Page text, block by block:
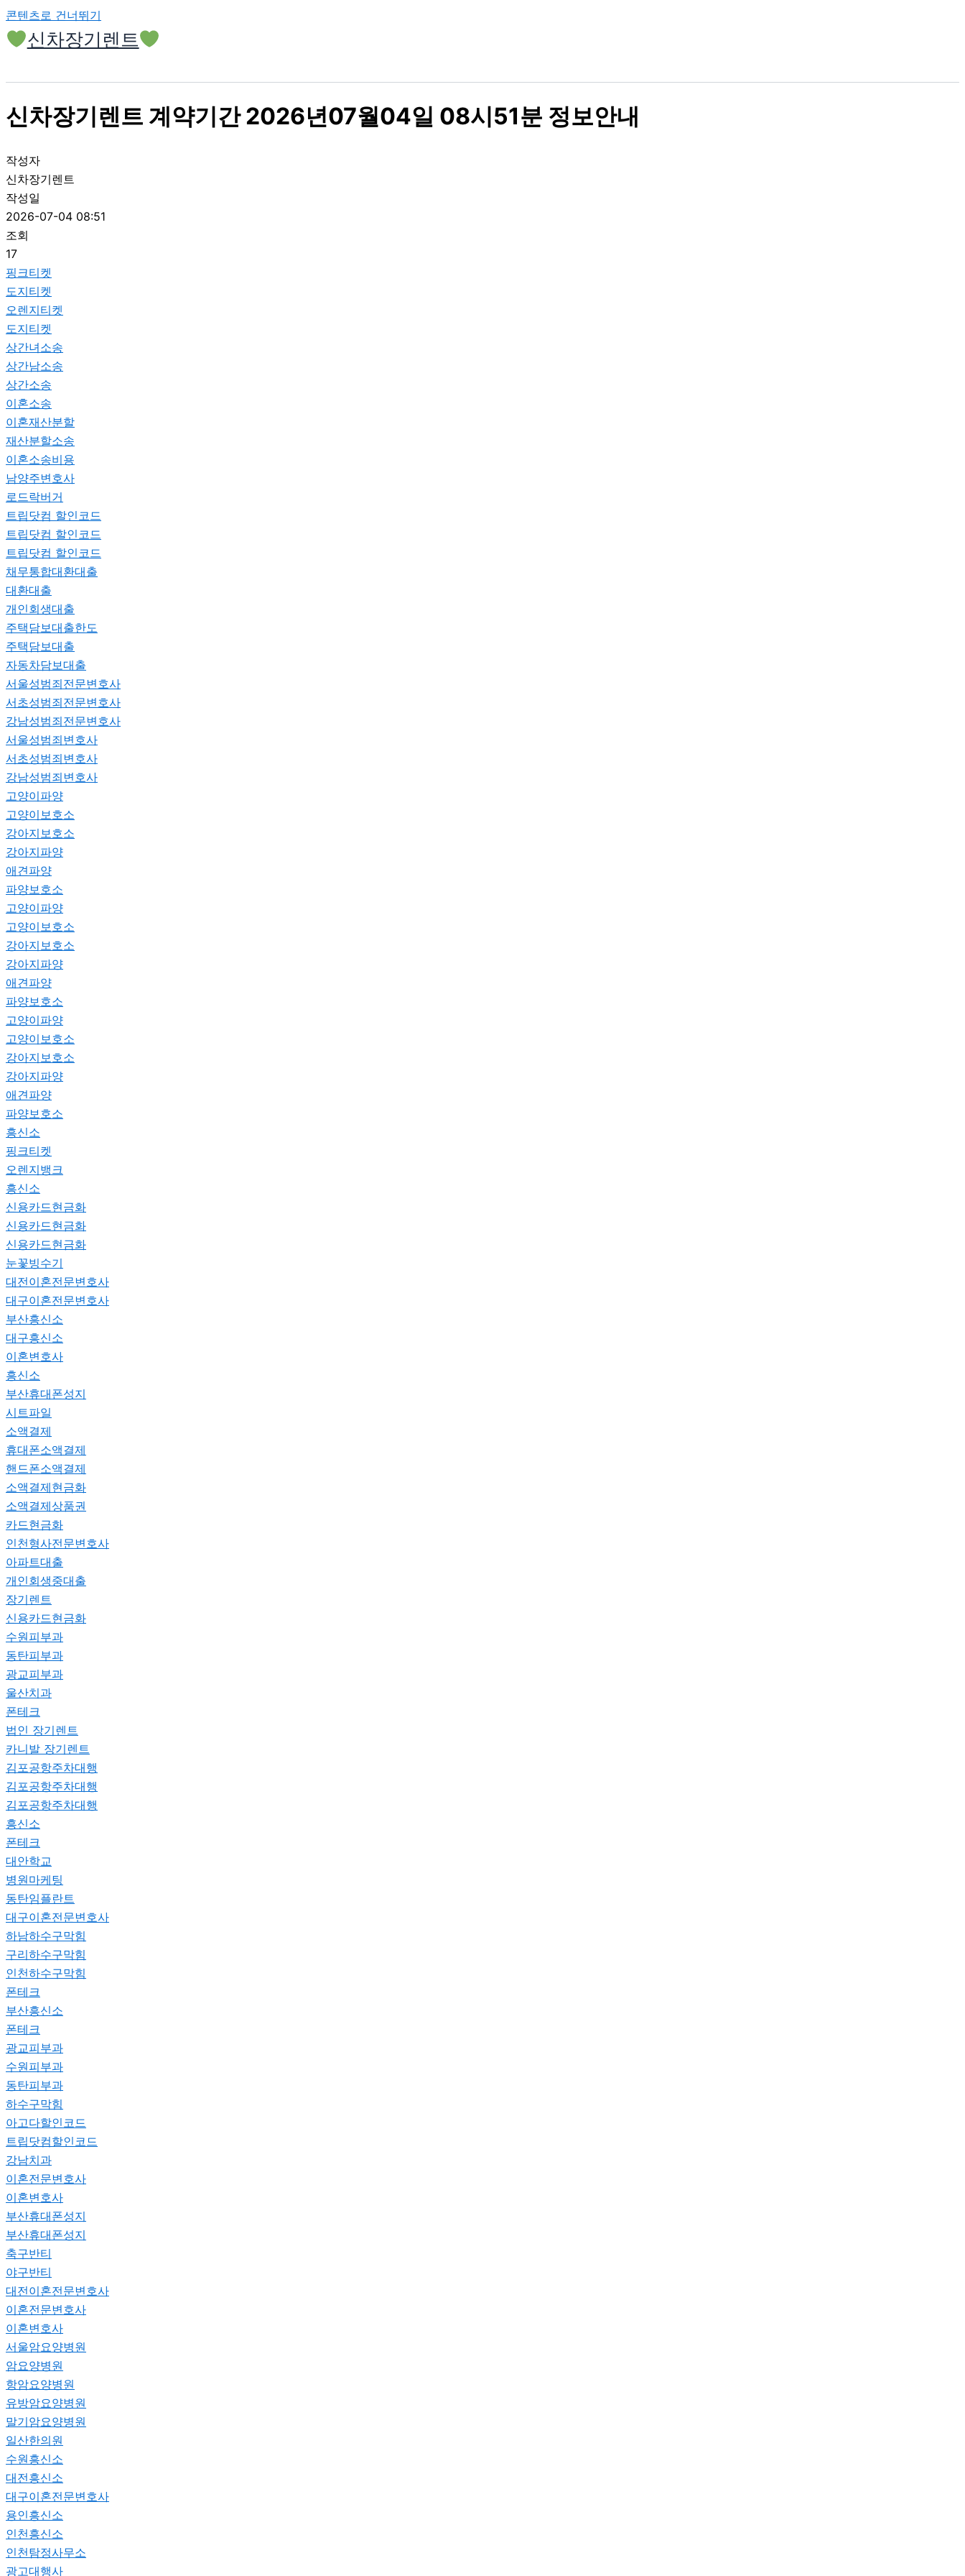
콘텐츠로 건너뛰기
신차장기렌트
신차장기렌트 계약기간 2026년07월04일 08시51분 정보안내
작성자
신차장기렌트
작성일
2026-07-04 08:51
조회
17
핑크티켓
도지티켓
오렌지티켓
도지티켓
상간녀소송
상간남소송
상간소송
이혼소송
이혼재산분할
재산분할소송
이혼소송비용
남양주변호사
로드락버거
트립닷컴 할인코드
트립닷컴 할인코드
트립닷컴 할인코드
채무통합대환대출
대환대출
개인회생대출
주택담보대출한도
주택담보대출
자동차담보대출
서울성범죄전문변호사
서초성범죄전문변호사
강남성범죄전문변호사
서울성범죄변호사
서초성범죄변호사
강남성범죄변호사
고양이파양
고양이보호소
강아지보호소
강아지파양
애견파양
파양보호소
고양이파양
고양이보호소
강아지보호소
강아지파양
애견파양
파양보호소
고양이파양
고양이보호소
강아지보호소
강아지파양
애견파양
파양보호소
흥신소
핑크티켓
오렌지뱅크
흥신소
신용카드현금화
신용카드현금화
신용카드현금화
눈꽃빙수기
대전이혼전문변호사
대구이혼전문변호사
부산흥신소
대구흥신소
이혼변호사
흥신소
부산휴대폰성지
시트파일
소액결제
휴대폰소액결제
핸드폰소액결제
소액결제현금화
소액결제상품권
카드현금화
인천형사전문변호사
아파트대출
개인회생중대출
장기렌트
신용카드현금화
수원피부과
동탄피부과
광교피부과
울산치과
폰테크
법인 장기렌트
카니발 장기렌트
김포공항주차대행
김포공항주차대행
김포공항주차대행
흥신소
폰테크
대안학교
병원마케팅
동탄임플란트
대구이혼전문변호사
하남하수구막힘
구리하수구막힘
인천하수구막힘
폰테크
부산흥신소
폰테크
광교피부과
수원피부과
동탄피부과
하수구막힘
아고다할인코드
트립닷컴할인코드
강남치과
이혼전문변호사
이혼변호사
부산휴대폰성지
부산휴대폰성지
축구반티
야구반티
대전이혼전문변호사
이혼전문변호사
이혼변호사
서울암요양병원
암요양병원
항암요양병원
유방암요양병원
말기암요양병원
일산한의원
수원흥신소
대전흥신소
대구이혼전문변호사
용인흥신소
인천흥신소
인천탐정사무소
광고대행사